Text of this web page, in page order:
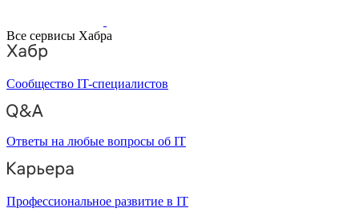
Все сервисы Хабра
Сообщество IT-специалистов
Ответы на любые вопросы об IT
Профессиональное развитие в IT